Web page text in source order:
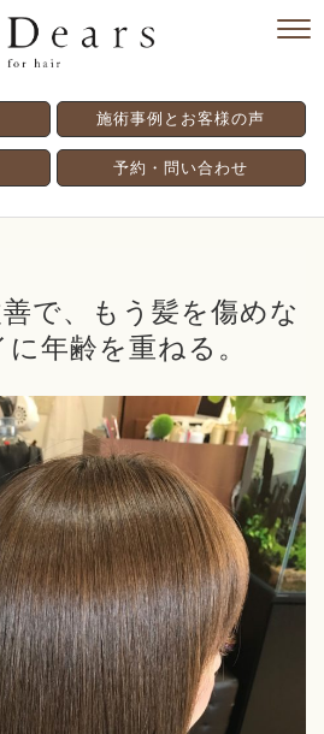
施術事例とお客様の声
予約・問い合わせ
年齢を重ねる。